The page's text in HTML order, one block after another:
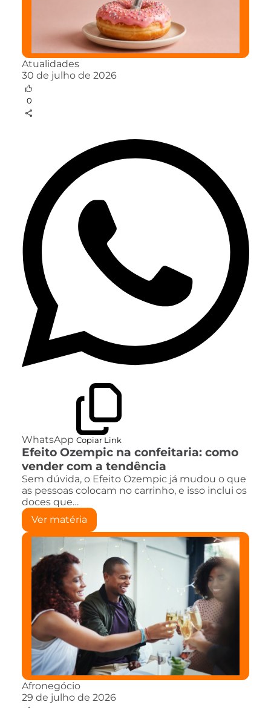
Atualidades
30 de julho de 2026
0
WhatsApp Copiar Link
Efeito Ozempic na confeitaria: como
vender com a tendência
Sem dúvida, o Efeito Ozempic já mudou o que
as pessoas colocam no carrinho, e isso inclui os
doces que…
Ver matéria
Afronegócio
29 de julho de 2026